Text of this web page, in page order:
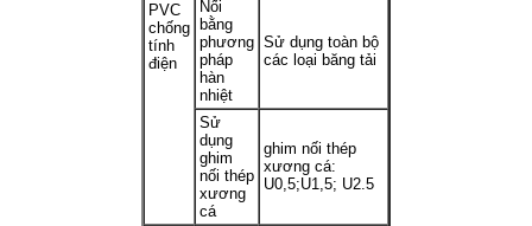
PVC
chống
tính
điện
Nối
bằng
phương
pháp
hàn
nhiệt
Sử dụng toàn bộ
các loại băng tải
Sử
dụng
ghim
nối thép
xương
cá
ghim nối thép
xương cá:
U0,5;U1,5; U2.5